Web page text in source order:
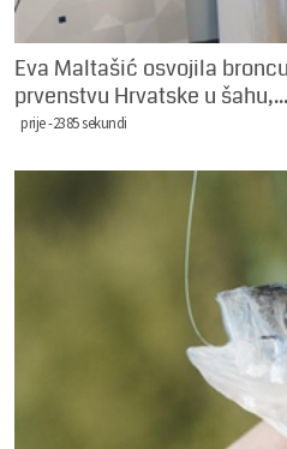
Eva Maltašić osvojila
prvenstvu Hrvatske u šahu,...
prije -2385 sekundi